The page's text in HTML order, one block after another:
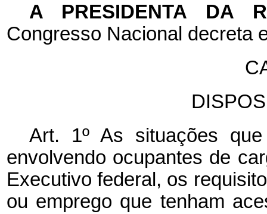
A PRESIDENTA DA
Congresso Nacional decreta
Art. 1º As situações
envolvendo ocupantes de
Executivo federal, os
ou emprego que tenham